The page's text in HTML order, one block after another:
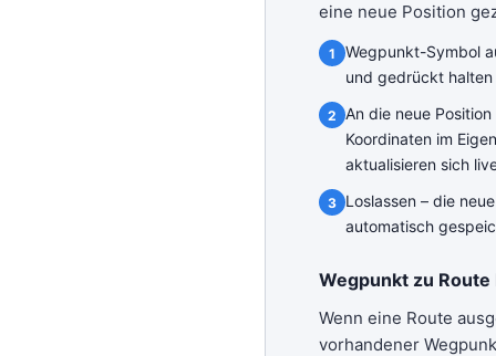
eine neue Position
Wegpunkt-Symbol
und gedrückt halten
An die neue
Koordinaten im
aktualisieren sich
Loslassen – die
automatisch
Wegpunkt zu
Wenn eine Route
vorhandener